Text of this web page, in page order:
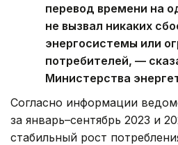
перевод времени на
не вызвал никаких
энергосистемы или
потребителей, —
Министерства
Согласно информации
за январь–сентябрь 2023 и
стабильный рост